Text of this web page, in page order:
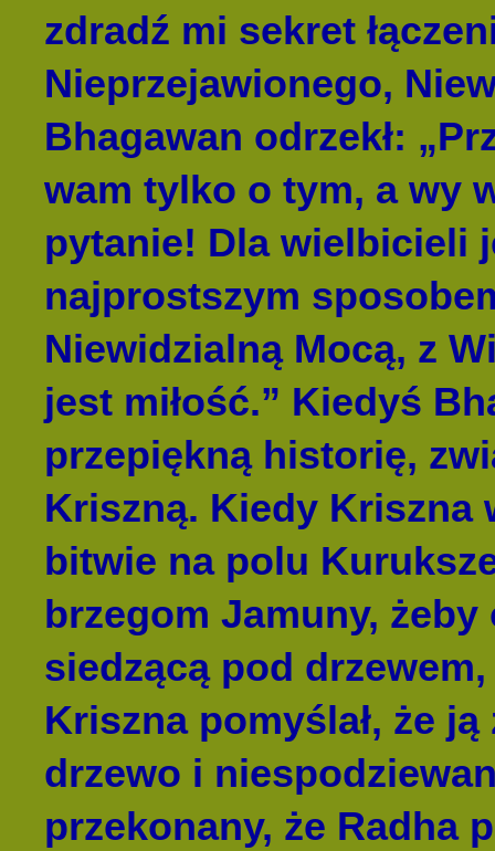
zdradź mi sekret
Nieprzejawionego,
Bhagawan odrzekł:
wam tylko o tym, a wy
pytanie! Dla wielbicieli
najprostszym
Niewidzialną Mocą, z
jest miłość.” Kiedyś
przepiękną historię,
Kriszną. Kiedy Kriszna
bitwie na polu
brzegom Jamuny, żeby
siedzącą pod
Kriszna pomyślał, że
drzewo i
przekonany, że Radha